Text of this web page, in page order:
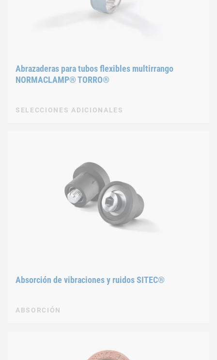
Abrazaderas para tubos flexibles multirrango
NORMACLAMP® TORRO®
SELECCIONES ADICIONALES
Absorción de vibraciones y ruidos SITEC®
ABSORCIÓN